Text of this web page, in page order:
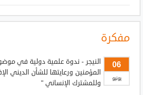
مفكرة
06
يونيو
النيجر - ندوة علمية دولية في
المؤمنين ورعايتها للشأن الديني
وللمشترك الإنساني "